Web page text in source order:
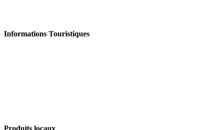
Informations Touristiques
Produits locaux